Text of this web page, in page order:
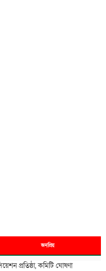
জনপ্রিয়
প্রতিষ্ঠা, কমিটি ঘোষণা